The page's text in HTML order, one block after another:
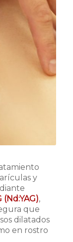
y
(Nd:YAG),
que
dilatados
en rostro